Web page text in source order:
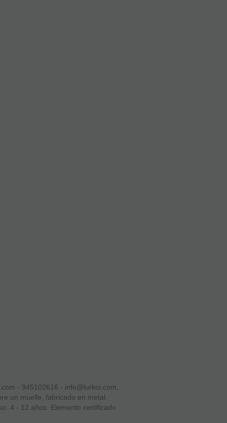
- 945102616 - info@lurkoi.com,
un muelle, fabricado en metal.
4 - 12 años. Elemento certificado